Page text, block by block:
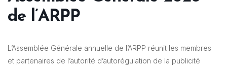
de l’ARPP
L’Assemblée Générale annuelle de l’ARPP réunit les membres
et partenaires de l’autorité d’autorégulation de la publicité